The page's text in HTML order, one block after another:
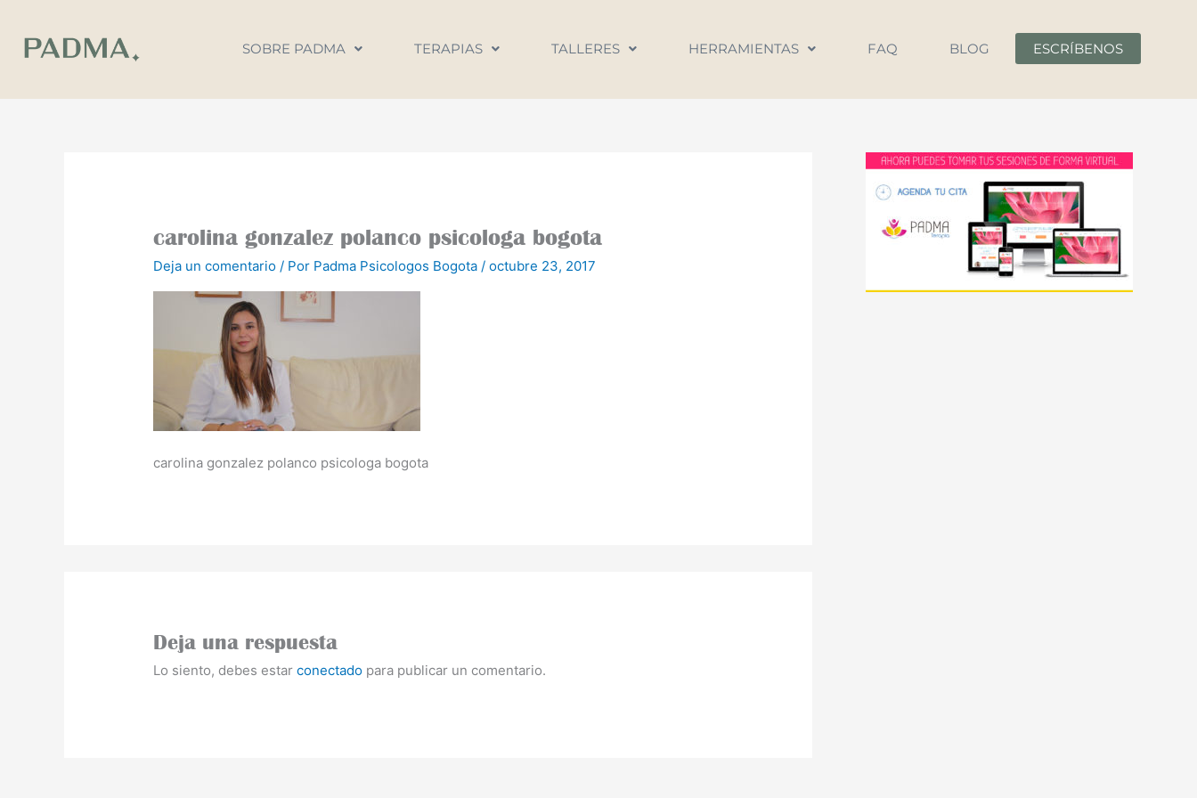
contenido
SOBRE PADMA TERAPIAS TALLERES HERRAMIENTAS FAQ BLOG ESCRÍBENOS
carolina gonzalez polanco psicologa bogota
Deja un comentario / Por Padma Psicologos Bogota /octubre 23, 2017
carolina gonzalez polanco psicologa bogota
Deja una respuesta
Lo siento, debes estarconectado para publicar un comentario.